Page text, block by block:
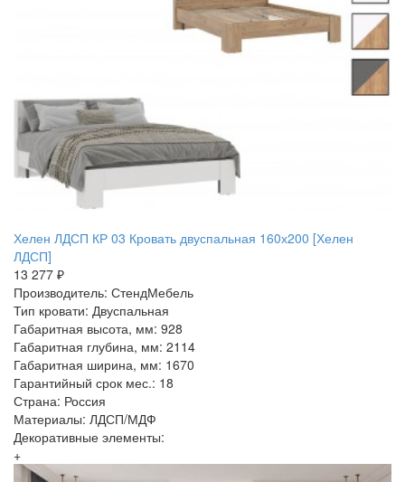
Хелен ЛДСП КР 03 Кровать двуспальная 160х200 [Хелен
ЛДСП]
13 277 ₽
Производитель: СтендМебель
Тип кровати: Двуспальная
Габаритная высота, мм: 928
Габаритная глубина, мм: 2114
Габаритная ширина, мм: 1670
Гарантийный срок мес.: 18
Страна: Россия
Материалы: ЛДСП/МДФ
Декоративные элементы:
+